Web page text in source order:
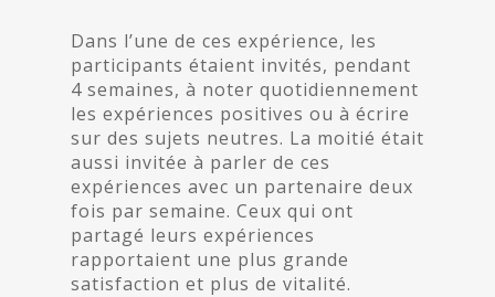
Dans l’une de ces expérience, les
participants étaient invités, pendant
4 semaines, à noter quotidiennement
les expériences positives ou à écrire
sur des sujets neutres. La moitié était
aussi invitée à parler de ces
expériences avec un partenaire deux
fois par semaine. Ceux qui ont
partagé leurs expériences
rapportaient une plus grande
satisfaction et plus de vitalité.